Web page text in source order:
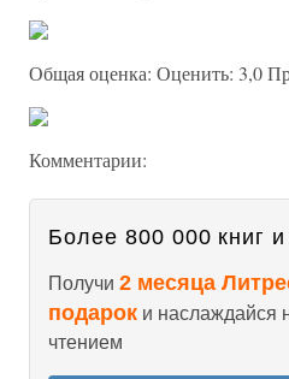
Общая оценка: Оценить: 3,0
Комментарии:
Более 800 000 книг
Получи 2 месяца
подарок и наслаждайся
чтением